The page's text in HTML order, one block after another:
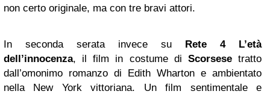
non certo originale, ma con tre bravi attori.
In seconda serata invece su Rete 4
L’età
dell’innocenza, il film in costume di Scorsesetratto
dall’omonimo romanzo di Edith Wharton e ambientato
nella New York vittoriana. Un film sentimentale e